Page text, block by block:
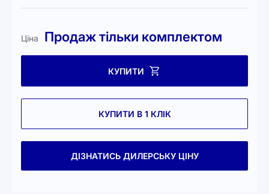
Ціна Продаж тільки комплектом
КУПИТИ
КУПИТИ В 1 КЛІК
ДІЗНАТИСЬ ДИЛЕРСЬКУ ЦІНУ